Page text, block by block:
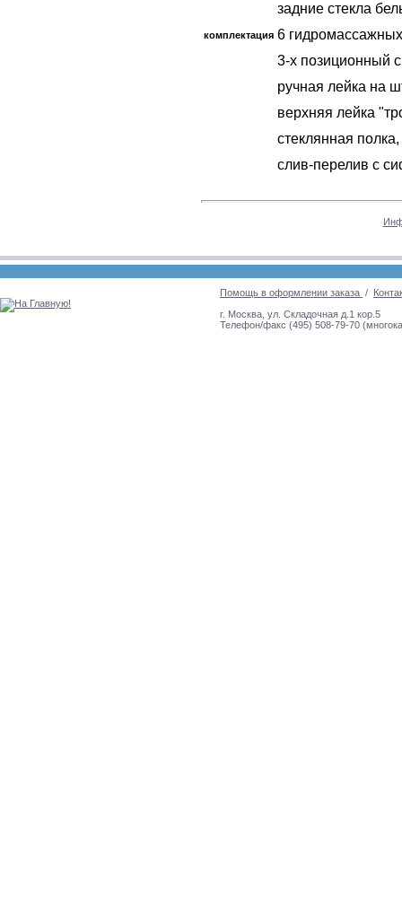
комплектация
задние стекла
6
3-х позиционный
ручная лейка на
верхняя лейка
стеклянная полка,
слив-перелив с
Помощь в оформлении заказа /
г. Москва, ул. Складочная д.1 кор.5
Телефон/факс (495) 508-79-70